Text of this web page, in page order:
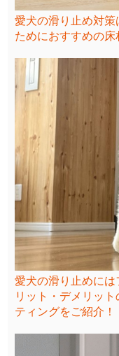
愛犬の滑り止め対
ためにおすすめの床
愛犬の滑り止めに
リット・デメリッ
ティングをご紹介！